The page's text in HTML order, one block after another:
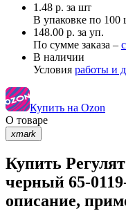
1.48 р. за шт
В упаковке по 100
148.00 р. за уп.
По сумме заказа –
В наличии
Условия работы и
Купить на Ozon
О товаре
xmark
Купить
черный 65-
описание,